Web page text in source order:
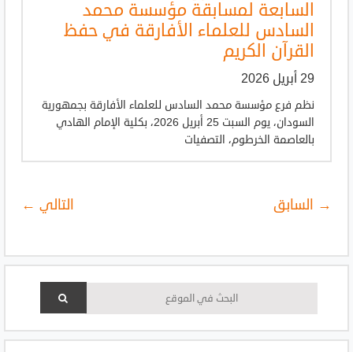
السابعة لمسابقة مؤسسة محمد
السادس للعلماء الأفارقة في حفظ
القرآن الكريم
29 أبريل 2026
نظم فرع مؤسسة محمد السادس للعلماء الأفارقة بجمهورية
السودان، يوم السبت 25 أبريل 2026، بكلية الإمام الهادي
بالعاصمة الخرطوم، التصفيات
→ السابق التالي ←